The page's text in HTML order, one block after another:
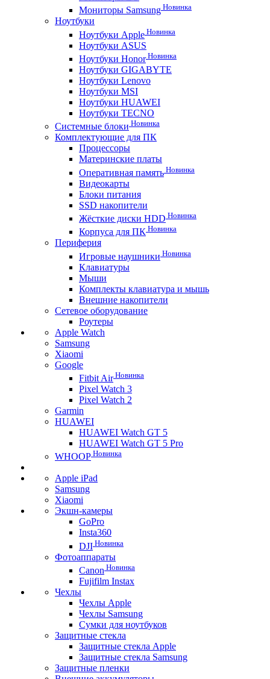
Мониторы Samsung Новинка
Ноутбуки
Ноутбуки Apple Новинка
Ноутбуки ASUS
Ноутбуки HonorНовинка
Ноутбуки GIGABYTE
Ноутбуки Lenovo
Ноутбуки MSI
Ноутбуки HUAWEI
Ноутбуки TECNO
Системные блоки Новинка
Комплектующие для ПК
Процессоры
Материнские платы
Оперативная память Новинка
Видеокарты
Блоки питания
SSD накопители
Жёсткие диски HDD Новинка
Корпуса для ПК Новинка
Периферия
Игровые наушники Новинка
Клавиатуры
Мыши
Комплекты клавиатура и мышь
Внешние накопители
Сетевое оборудование
Роутеры
Apple Watch
Samsung
Xiaomi
Google
Fitbit AirНовинка
Pixel Watch 3
Pixel Watch 2
Garmin
HUAWEI
HUAWEI Watch GT 5
HUAWEI Watch GT 5 Pro
WHOOP Новинка
Apple iPad
Samsung
Xiaomi
Экшн-камеры
GoPro
Insta360
DJI Новинка
Фотоаппараты
Canon Новинка
Fujifilm Instax
Чехлы
Чехлы Apple
Чехлы Samsung
Сумки для ноутбуков
Защитные стекла
Защитные стекла Apple
Защитные стекла Samsung
Защитные пленки